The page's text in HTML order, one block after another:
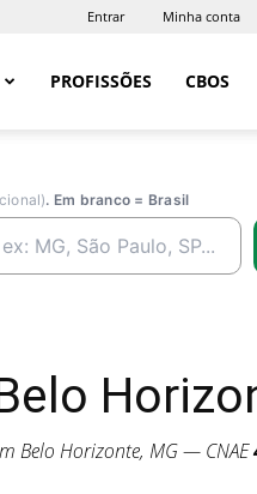
Entrar Minha conta
PROFISSÕES CBOS
. Em branco = Brasil
Belo Horizonte, MG — CNAE